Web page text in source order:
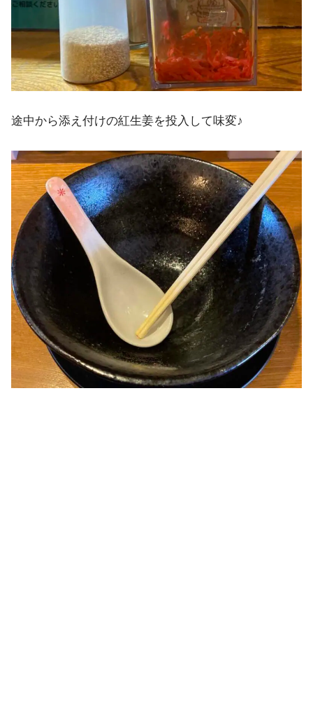
途中から添え付けの紅生姜を投入して味変♪